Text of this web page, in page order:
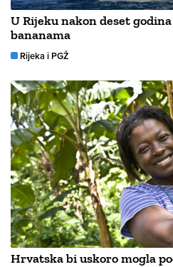
U Rijeku nakon deset
bananama
Rijeka i PGŽ
Hrvatska bi uskoro mogla